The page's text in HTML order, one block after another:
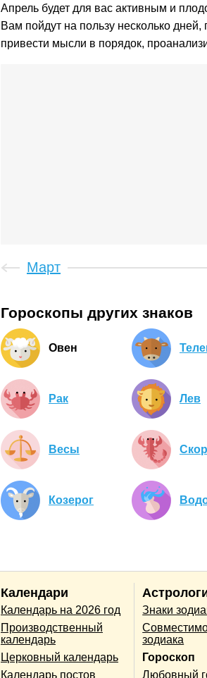
Апрель будет для вас активным и
Вам пойдут на пользу несколько
привести мысли в порядок,
Март
Гороскопы других знаков
Овен
Рак Лев
Весы
Козерог
Календари
Календарь на 2026 год
Производственный
календарь
Церковный календарь
Календарь постов
Знаки
зодиака
Гороскоп
Любовный